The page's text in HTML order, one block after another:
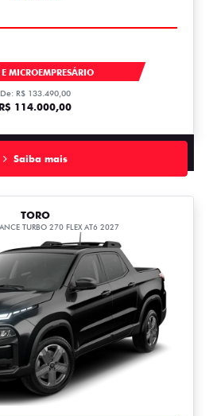
MICROEMPRESÁRIO
De: R$ 133.490,00
R$ 114.000,00
Saiba mais
TORO
TURBO 270 FLEX AT6 2027